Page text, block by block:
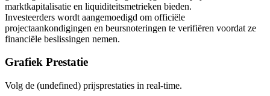
marktkapitalisatie en liquiditeitsmetrieken bieden.
Investeerders wordt aangemoedigd om officiële
projectaankondigingen en beursnoteringen te verifiëren voordat ze
financiële beslissingen nemen.
Grafiek Prestatie
Volg de (undefined) prijsprestaties in real-time.